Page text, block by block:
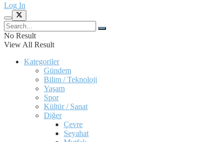
Log In
No Result
View All Result
Kategoriler
Gündem
Bilim / Teknoloji
Yaşam
Spor
Kültür / Sanat
Diğer
Çevre
Seyahat